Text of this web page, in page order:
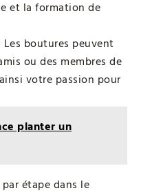
et la formation de
Les boutures peuvent
ou des membres de
votre passion pour
planter un
étape dans le